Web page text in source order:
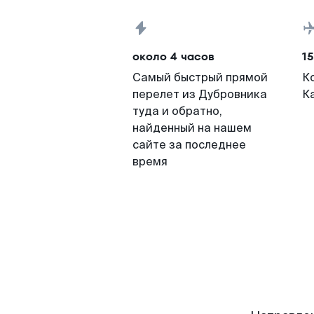
около 4 часов
Самый быстрый прямой
перелет из Дубровника
туда и обратно,
найденный на нашем
сайте за последнее
время
15